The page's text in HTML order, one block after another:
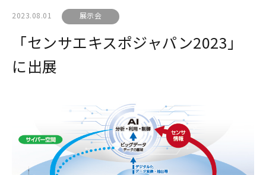
マノスタートランスミッタ
受信計
開平演算器
アクセサリ ピトー管
アクセサリ 管路部品
ガスタービン周辺機器
校正／修理サービス
2023.08.01 展示会
「センサエキスポジャパン2023」
に出展